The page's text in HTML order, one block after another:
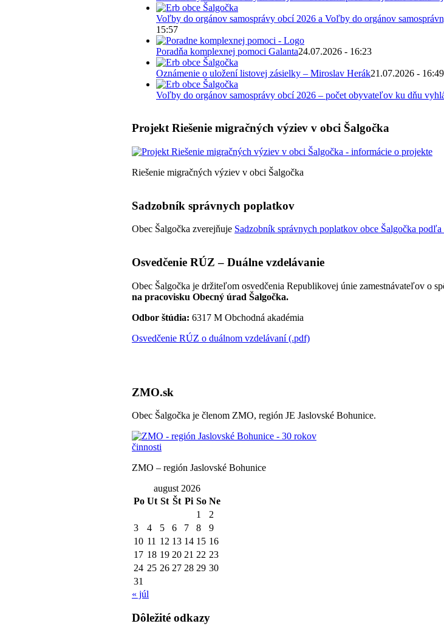
Voľby do orgánov samosprávy obcí 2026 a Voľby do orgánov
15:57
Poradňa komplexnej pomoci Galanta24.07.2026 - 16:23
Oznámenie o uložení listovej zásielky – Miroslav Herák21.07.2026 - 16:49
Voľby do orgánov samosprávy obcí 2026 – počet obyvateľov ku dňu
Projekt Riešenie migračných výziev v obci Šalgočka
Riešenie migračných výziev v obci Šalgočka
Sadzobník správnych poplatkov
Obec Šalgočka zverejňuje Sadzobník správnych poplatkov obce Šalgočka
Osvedčenie RÚZ – Duálne vzdelávanie
Obec Šalgočka je držiteľom osvedčenia Republikovej únie zamestnávateľov o
na pracovisku Obecný úrad Šalgočka.
Odbor štúdia: 6317 M Obchodná akadémia
Osvedčenie RÚZ o duálnom vzdelávaní (.pdf)
ZMO.sk
Obec Šalgočka je členom ZMO, región JE Jaslovské Bohunice.
ZMO – región Jaslovské Bohunice
august 2026
Po Ut St Št Pi So Ne
1
2
3
4 5 6 7 8
9
10 11 12 13 14 15 16
17 18 19 20 21 22 23
24 25 26 27 28 29 30
31
« júl
Dôležité odkazy